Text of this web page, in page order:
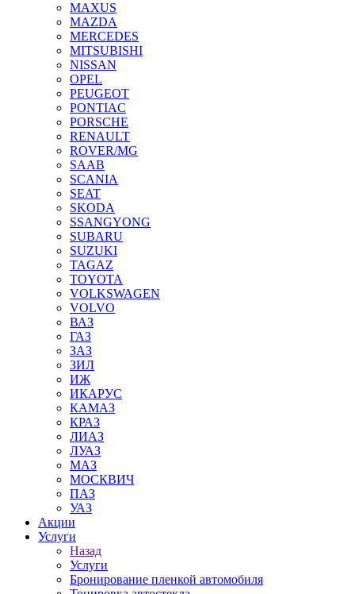
MAXUS
MAZDA
MERCEDES
MITSUBISHI
NISSAN
OPEL
PEUGEOT
PONTIAC
PORSCHE
RENAULT
ROVER/MG
SAAB
SCANIA
SEAT
SKODA
SSANGYONG
SUBARU
SUZUKI
TAGAZ
TOYOTA
VOLKSWAGEN
VOLVO
ВАЗ
ГАЗ
ЗАЗ
ЗИЛ
ИЖ
ИКАРУС
КАМАЗ
КРАЗ
ЛИАЗ
ЛУАЗ
МАЗ
МОСКВИЧ
ПАЗ
УАЗ
Акции
Услуги
Назад
Услуги
Бронирование пленкой автомобиля